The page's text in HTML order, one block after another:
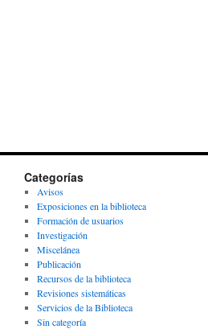
Categorías
Avisos
Exposiciones en la biblioteca
Formación de usuarios
Investigación
Miscelánea
Publicación
Recursos de la biblioteca
Revisiones sistemáticas
Servicios de la Biblioteca
Sin categoría